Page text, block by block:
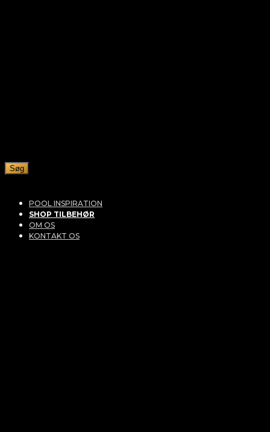
Søg
POOL INSPIRATION
SHOP TILBEHØR
OM OS
KONTAKT OS